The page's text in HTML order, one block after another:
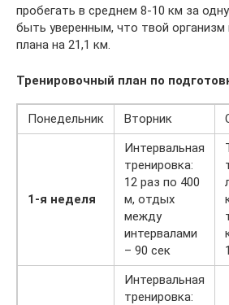
пробегать в среднем 8-10 км за
быть уверенным, что твой организм
плана на 21,1 км.
Тренировочный план по
Понедельник Вторник
1-я неделя
Интервальная
тренировка:
12 раз по 400
м, отдых
между
интервалами
– 90 сек
Интервальная
тренировка: